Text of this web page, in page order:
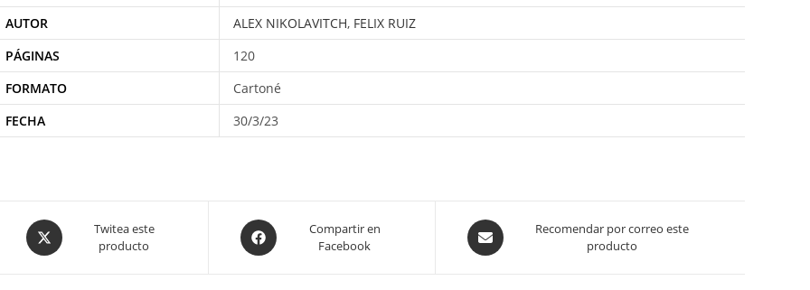
AUTOR
ALEX NIKOLAVITCH, FELIX RUIZ
PÁGINAS
120
FORMATO
Cartoné
FECHA
30/3/23
Opens
in
Twitea este
producto
Opens
in
Compartir en
Facebook
Opens
in
Recomendar por correo este
producto